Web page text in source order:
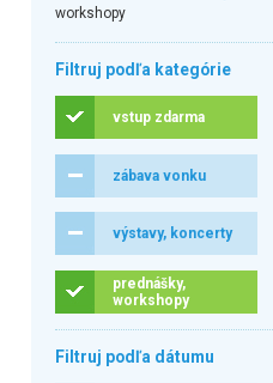
workshopy
Filtruj podľa kategórie
vstup zdarma
zábava vonku
výstavy, koncerty
prednášky,
workshopy
Filtruj podľa dátumu